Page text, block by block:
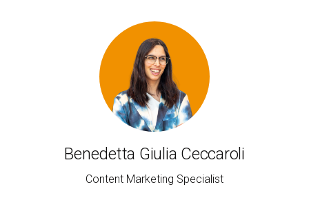
Benedetta Giulia Ceccaroli
Content Marketing Specialist